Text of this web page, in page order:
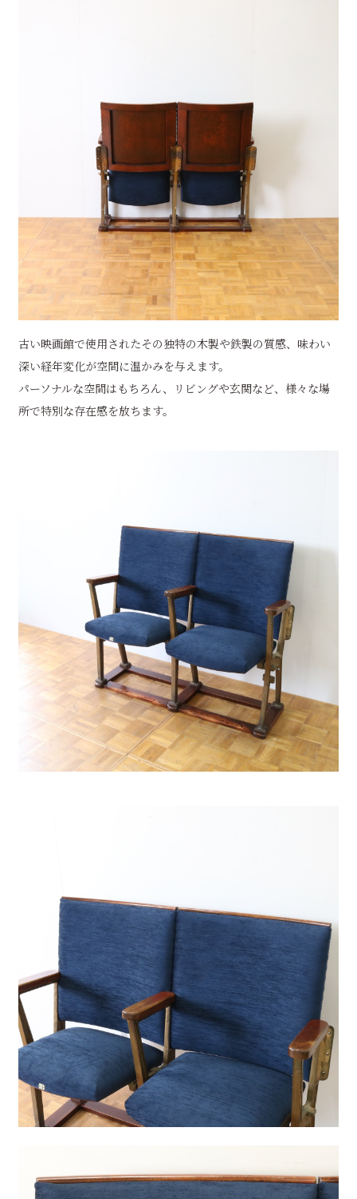
古い映画館で使用されたその独特の木製や鉄製の質感、味わい
深い経年変化が空間に温かみを与えます。
パーソナルな空間はもちろん、リビングや玄関など、様々な場
所で特別な存在感を放ちます。